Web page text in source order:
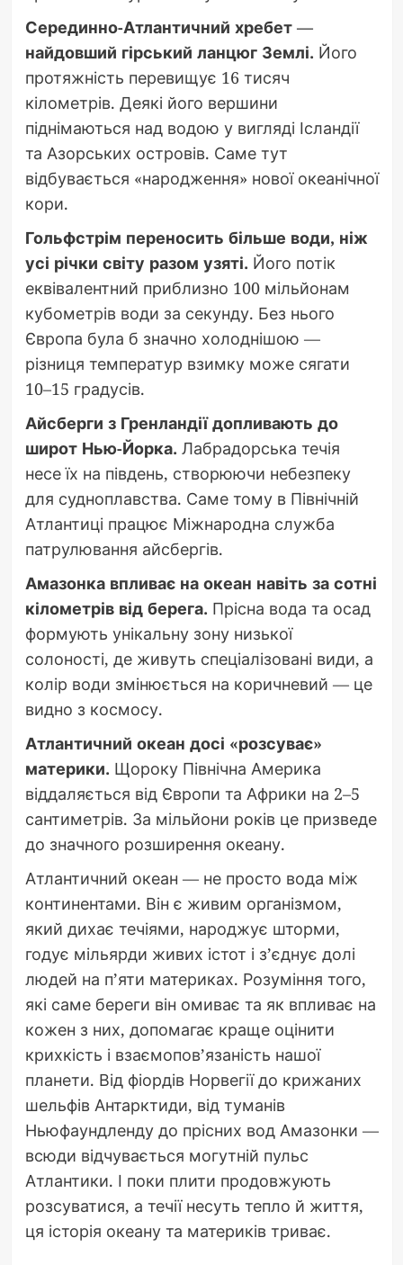
Серединно-Атлантичний хребет —
найдовший гірський ланцюг Землі. Його
протяжність перевищує 16 тисяч
кілометрів. Деякі його вершини
піднімаються над водою у вигляді Ісландії
та Азорських островів. Саме тут
відбувається «народження» нової океанічної
кори.
Гольфстрім переносить більше води, ніж
усі річки світу разом узяті. Його потік
еквівалентний приблизно 100 мільйонам
кубометрів води за секунду. Без нього
Європа була б значно холоднішою —
різниця температур взимку може сягати
10–15 градусів.
Айсберги з Гренландії допливають до
широт Нью-Йорка. Лабрадорська течія
несе їх на південь, створюючи небезпеку
для судноплавства. Саме тому в Північній
Атлантиці працює Міжнародна служба
патрулювання айсбергів.
Амазонка впливає на океан навіть за сотні
кілометрів від берега. Прісна вода та осад
формують унікальну зону низької
солоності, де живуть спеціалізовані види, а
колір води змінюється на коричневий — це
видно з космосу.
Атлантичний океан досі «розсуває»
материки. Щороку Північна Америка
віддаляється від Європи та Африки на 2–5
сантиметрів. За мільйони років це призведе
до значного розширення океану.
Атлантичний океан — не просто вода між
континентами. Він є живим організмом,
який дихає течіями, народжує шторми,
годує мільярди живих істот і з’єднує долі
людей на п’яти материках. Розуміння того,
які саме береги він омиває та як впливає на
кожен з них, допомагає краще оцінити
крихкість і взаємопов’язаність нашої
планети. Від фіордів Норвегії до крижаних
шельфів Антарктиди, від туманів
Ньюфаундленду до прісних вод Амазонки —
всюди відчувається могутній пульс
Атлантики. І поки плити продовжують
розсуватися, а течії несуть тепло й життя,
ця історія океану та материків триває.